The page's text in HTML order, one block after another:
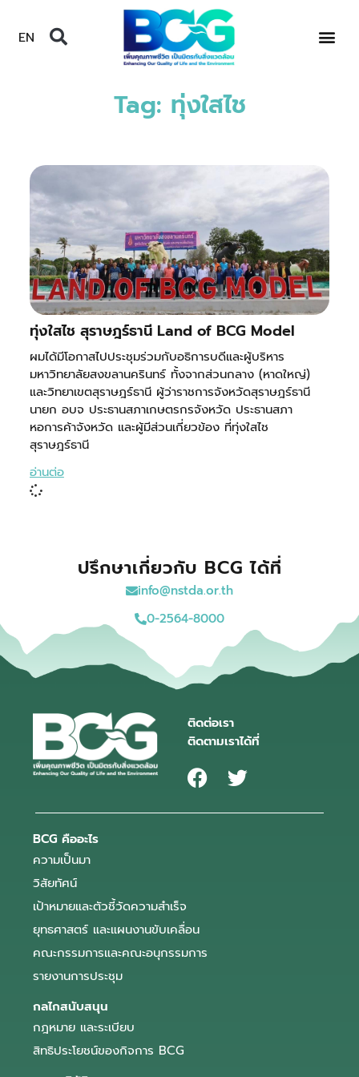
EN
Tag: ทุ่งใสไช
ทุ่งใสไช สุราษฎร์ธานี Land of BCG Model
ผมได้มีโอกาสไปประชุมร่วมกับอธิการบดีและผู้บริหาร
มหาวิทยาลัยสงขลานครินทร์ ทั้งจากส่วนกลาง (หาดใหญ่)
และวิทยาเขตสุราษฎร์ธานี ผู้ว่าราชการจังหวัดสุราษฎร์ธานี
นายก อบจ ประธานสภาเกษตรกรจังหวัด ประธานสภา
หอการค้าจังหวัด และผู้มีส่วนเกี่ยวข้อง ที่ทุ่งใสไช
สุราษฎร์ธานี
อ่านต่อ
ปรึกษาเกี่ยวกับ BCG ได้ที่
info@nstda.or.th
0-2564-8000
ติดต่อเรา
ติดตามเราได้ที่
BCG คืออะไร
ความเป็นมา
วิสัยทัศน์
เป้าหมายและตัวชี้วัดความสำเร็จ
ยุทธศาสตร์ และแผนงานขับเคลื่อน
คณะกรรมการและคณะอนุกรรมการ
รายงานการประชุม
กลไกสนับสนุน
กฎหมาย และระเบียบ
สิทธิประโยชน์ของกิจการ BCG